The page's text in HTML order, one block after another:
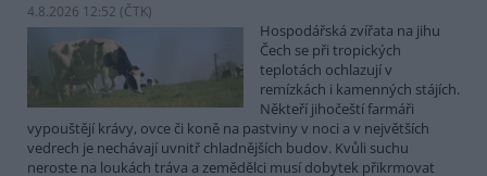
4.8.2026 12:52 (ČTK)
Hospodářská zvířata na jihu
Čech se při tropických
teplotách ochlazují v
remízkách i kamenných stájích.
Někteří jihočeští farmáři
vypouštějí krávy, ovce či koně na pastviny v noci a v největších
vedrech je nechávají uvnitř chladnějších budov. Kvůli suchu
neroste na loukách tráva a zemědělci musí dobytek přikrmovat